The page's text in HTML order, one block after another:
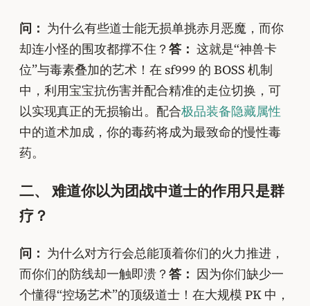
问： 为什么有些道士能无损单挑赤月恶魔，而你
却连小怪的围攻都撑不住？ 答： 这就是“神兽卡
位”与毒素叠加的艺术！在 sf999 的 BOSS 机制
中，利用宝宝抗伤害并配合精准的走位切换，可
以实现真正的无损输出。配合极品装备隐藏属性
中的道术加成，你的毒药将成为最致命的慢性毒
药。
二、 难道你以为团战中道士的作用只是群
疗？
问： 为什么对方行会总能顶着你们的火力推进，
而你们的防线却一触即溃？ 答： 因为你们缺少一
个懂得“控场艺术”的顶级道士！在大规模 PK 中，